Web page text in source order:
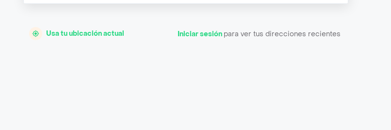
Usa tu ubicación actual Iniciar sesión para ver tus direcciones recientes